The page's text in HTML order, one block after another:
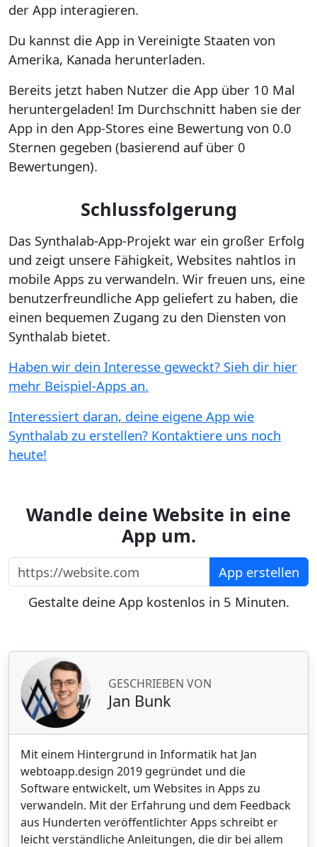
der App interagieren.
Du kannst die App in Vereinigte Staaten von
Amerika, Kanada herunterladen.
Bereits jetzt haben Nutzer die App über 10 Mal
heruntergeladen! Im Durchschnitt haben sie der
App in den App-Stores eine Bewertung von 0.0
Sternen gegeben (basierend auf über 0
Bewertungen).
Schlussfolgerung
Das Synthalab-App-Projekt war ein großer Erfolg
und zeigt unsere Fähigkeit, Websites nahtlos in
mobile Apps zu verwandeln. Wir freuen uns, eine
benutzerfreundliche App geliefert zu haben, die
einen bequemen Zugang zu den Diensten von
Synthalab bietet.
Haben wir dein Interesse geweckt? Sieh dir hier
mehr Beispiel-Apps an.
Interessiert daran, deine eigene App wie
Synthalab zu erstellen? Kontaktiere uns noch
heute!
Wandle deine Website in eine
App um.
https://website.com
App erstellen
Gestalte deine App kostenlos in 5 Minuten.
GESCHRIEBEN VON
Jan Bunk
Mit einem Hintergrund in Informatik hat Jan
webtoapp.design 2019 gegründet und die
Software entwickelt, um Websites in Apps zu
verwandeln. Mit der Erfahrung und dem Feedback
aus Hunderten veröffentlichter Apps schreibt er
leicht verständliche Anleitungen, die dir bei allem